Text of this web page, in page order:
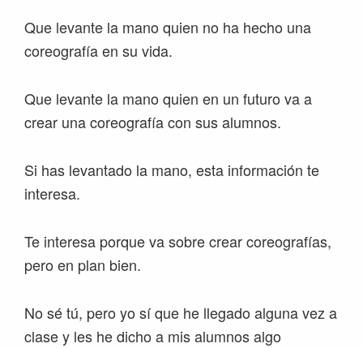
Que levante la mano quien no ha hecho una
coreografía en su vida.
Que levante la mano quien en un futuro va a
crear una coreografía con sus alumnos.
Si has levantado la mano, esta información te
interesa.
Te interesa porque va sobre crear coreografías,
pero en plan bien.
No sé tú, pero yo sí que he llegado alguna vez a
clase y les he dicho a mis alumnos algo